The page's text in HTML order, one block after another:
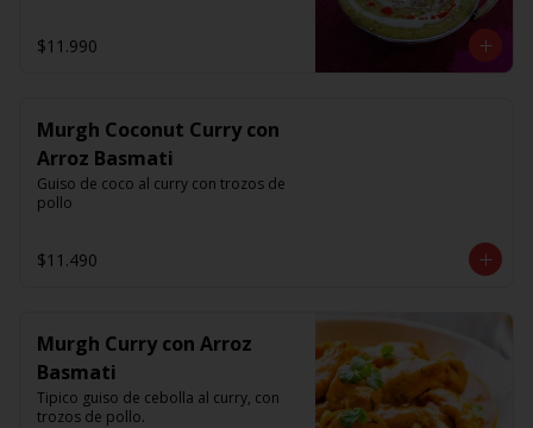
$11.990
Murgh Coconut Curry con
Arroz Basmati
Guiso de coco al curry con trozos de
pollo
$11.490
Murgh Curry con Arroz
Basmati
Tipico guiso de cebolla al curry, con
trozos de pollo.